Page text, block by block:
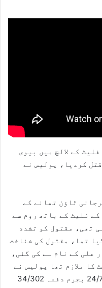
کے لالچ میں بیوی
کردیا، پولیس نے
ٹاؤن تھانے کے
علاقے کے ڈی اے ایکسٹینشن فیز 2 کے فلیٹ کے باتھ روم سے
تھی، مقتول کو تشدد
تھا، مقتول کی شناخت
علی کے نام سے کی گئی،
کا ملازم تھا پولیس نے
واقعے کا مقدمہ الزام نمبر 24/737 بجرم دفعہ 34/302